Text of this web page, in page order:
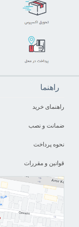
راهنما
راهنمای خرید
ضمانت و نصب
نحوه پرداخت
قوانین و مقررات